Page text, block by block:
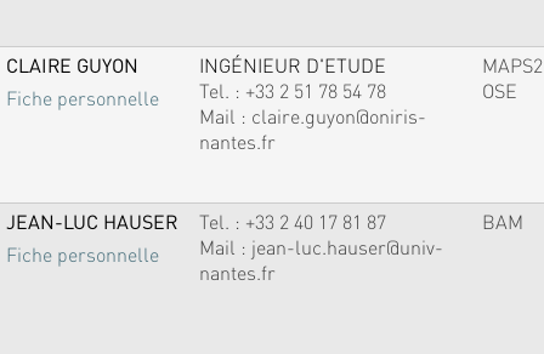
CLAIRE GUYON
Fiche personnelle
INGÉNIEUR D'ETUDE
Tel. : +33 2 51 78 54 78
Mail : claire.guyon@oniris-
nantes.fr
MAPS2
OSE
JEAN-LUC HAUSER
Fiche personnelle
Tel. : +33 2 40 17 81 87
Mail : jean-luc.hauser@univ-
nantes.fr
BAM